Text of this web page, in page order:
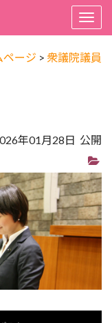
ページ > 衆議院議員
年01月28日 公開